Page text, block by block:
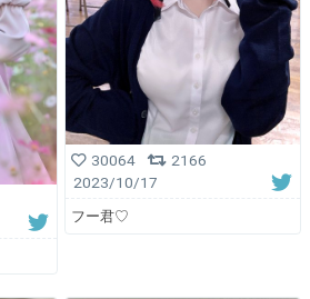
30064
2166
2023/10/17
フー君♡